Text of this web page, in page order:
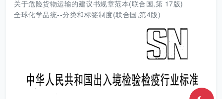
关于危险货物运输的建议书规章范本(联合国,第 17版)
全球化学品统--分类和标签制度(联合国,第4版)